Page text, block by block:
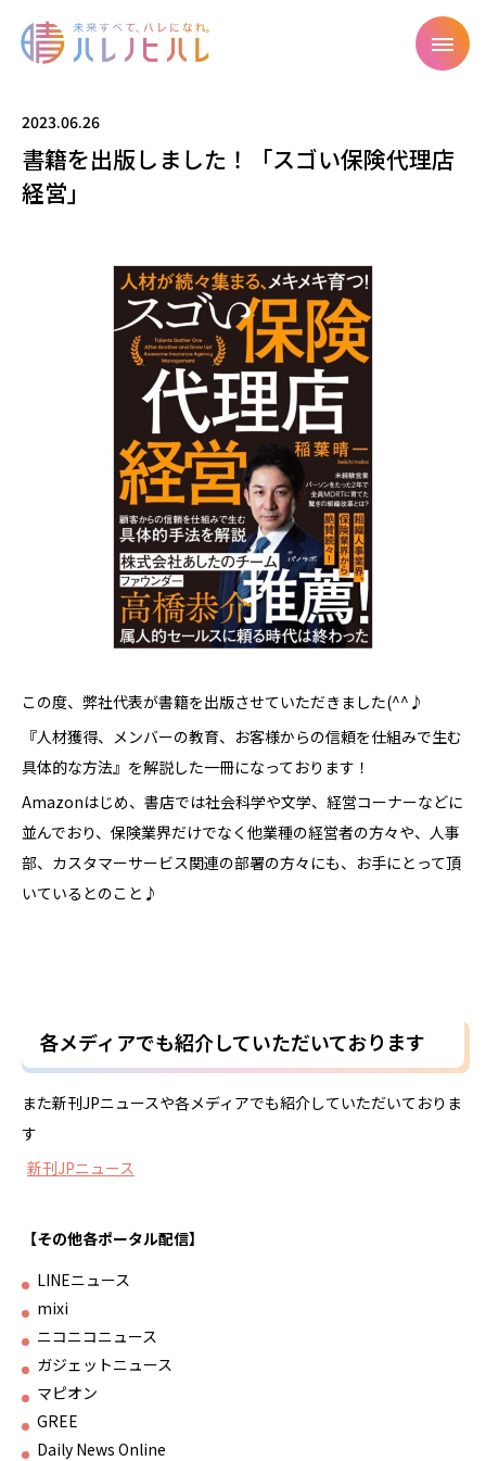
2023.06.26
書籍を出版しました！「スゴい保険代理店
経営」
この度、弊社代表が書籍を出版させていただきました(^^♪
『人材獲得、メンバーの教育、お客様からの信頼を仕組みで生む
具体的な方法』を解説した一冊になっております！
Amazonはじめ、書店では社会科学や文学、経営コーナーなどに
並んでおり、保険業界だけでなく他業種の経営者の方々や、人事
部、カスタマーサービス関連の部署の方々にも、お手にとって頂
いているとのこと♪
各メディアでも紹介していただいております
また新刊JPニュースや各メディアでも紹介していただいておりま
す
新刊JPニュース
【その他各ポータル配信】
LINEニュース
mixi
ニコニコニュース
ガジェットニュース
マピオン
GREE
Daily News Online